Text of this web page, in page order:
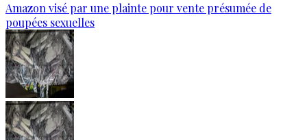
Amazon visé par une plainte pour vente présumée de
poupées sexuelles